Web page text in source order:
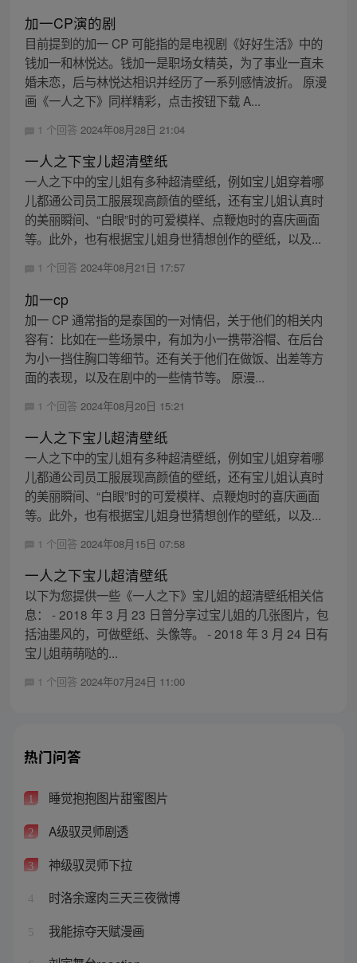
加一CP演的剧
目前提到的加一 CP 可能指的是电视剧《好好生活》中的
钱加一和林悦达。钱加一是职场女精英，为了事业一直未
婚未恋，后与林悦达相识并经历了一系列感情波折。 原漫
画《一人之下》同样精彩，点击按钮下载 A...
1 个回答 2024年08月28日 21:04
一人之下宝儿超清壁纸
一人之下中的宝儿姐有多种超清壁纸，例如宝儿姐穿着哪
儿都通公司员工服展现高颜值的壁纸，还有宝儿姐认真时
的美丽瞬间、“白眼”时的可爱模样、点鞭炮时的喜庆画面
等。此外，也有根据宝儿姐身世猜想创作的壁纸，以及...
1 个回答 2024年08月21日 17:57
加一cp
加一 CP 通常指的是泰国的一对情侣，关于他们的相关内
容有：比如在一些场景中，有加为小一携带浴帽、在后台
为小一挡住胸口等细节。还有关于他们在做饭、出差等方
面的表现，以及在剧中的一些情节等。 原漫...
1 个回答 2024年08月20日 15:21
一人之下宝儿超清壁纸
一人之下中的宝儿姐有多种超清壁纸，例如宝儿姐穿着哪
儿都通公司员工服展现高颜值的壁纸，还有宝儿姐认真时
的美丽瞬间、“白眼”时的可爱模样、点鞭炮时的喜庆画面
等。此外，也有根据宝儿姐身世猜想创作的壁纸，以及...
1 个回答 2024年08月15日 07:58
一人之下宝儿超清壁纸
以下为您提供一些《一人之下》宝儿姐的超清壁纸相关信
息： - 2018 年 3 月 23 日曾分享过宝儿姐的几张图片，包
括油墨风的，可做壁纸、头像等。 - 2018 年 3 月 24 日有
宝儿姐萌萌哒的...
1 个回答 2024年07月24日 11:00
热门问答
1 睡觉抱抱图片甜蜜图片
2 A级驭灵师剧透
3 神级驭灵师下拉
4 时洛余邃肉三天三夜微博
5 我能掠夺天赋漫画